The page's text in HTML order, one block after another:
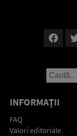
INFORMAŢII
FAQ
Valori editoriale